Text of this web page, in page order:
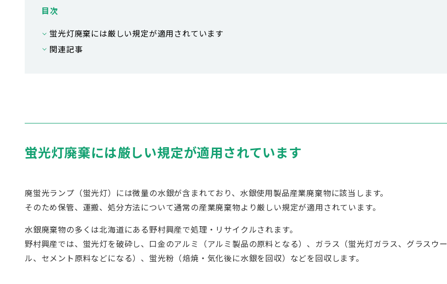
目次
蛍光灯廃棄には厳しい規定が適用されています
関連記事
蛍光灯廃棄には厳しい規定が適用されています
廃蛍光ランプ（蛍光灯）には微量の水銀が含まれており、水銀使用製品産業廃棄物に該当します。
そのため保管、運搬、処分方法について通常の産業廃棄物より厳しい規定が適用されています。
水銀廃棄物の多くは北海道にある野村興産で処理・リサイクルされます。
野村興産では、蛍光灯を破砕し、口金のアルミ（アルミ製品の原料となる）、ガラス（蛍光灯ガラス、グラスウー
ル、セメント原料などになる）、蛍光粉（焙焼・気化後に水銀を回収）などを回収します。